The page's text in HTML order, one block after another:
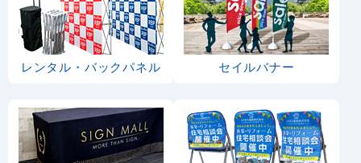
レンタル・バックパネル セイルバナー